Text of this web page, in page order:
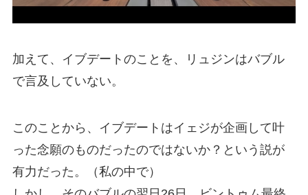
加えて、イブデートのことを、リュジンはバブル
で言及していない。
このことから、イブデートはイェジが企画して叶
った念願のものだったのではないか？という説が
有力だった。（私の中で）